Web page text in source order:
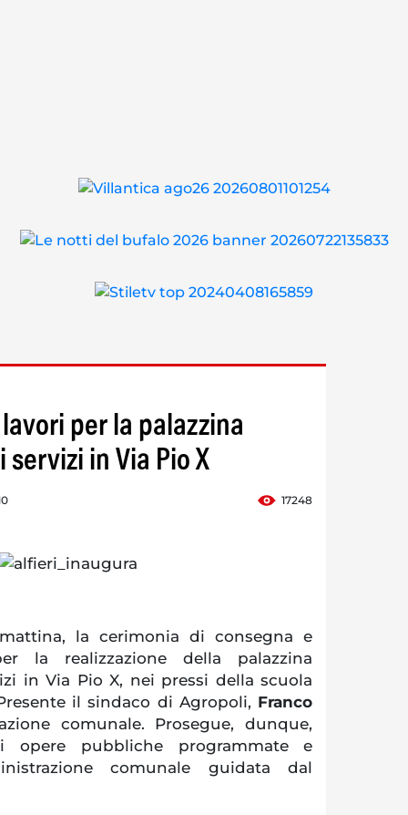
per la palazzina
in Via Pio X
17248
la cerimonia di consegna e
la realizzazione della palazzina
in Via Pio X, nei pressi della scuola
il sindaco di Agropoli, Franco
comunale. Prosegue, dunque,
opere pubbliche programmate e
comunale guidata dal